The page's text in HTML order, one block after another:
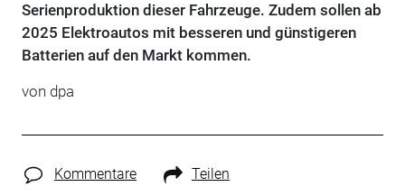
Serienproduktion dieser Fahrzeuge. Zudem sollen ab
2025 Elektroautos mit besseren und günstigeren
Batterien auf den Markt kommen.
von dpa
Kommentare Teilen